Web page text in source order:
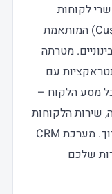
לקוחות
(Customer Relationship Management) המותאמת
מטרתה
עם
כל מסע הלקוח –
שירות הלקוחות
ועד לשמירה ושימור לקוחות לטווח ארוך. מערכת CRM
שלכם